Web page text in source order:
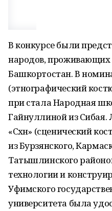
В конкурсе были
народов, проживающих
Башкортостан. В
(этнографический
при стала Народная
Гайнуллиной из
«Сәхнә» (сценический
из Бурзянского,
Татышлинского
технологии и
Уфимского
университета была